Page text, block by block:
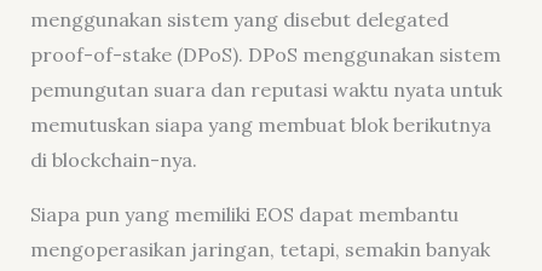
menggunakan sistem yang disebut delegated
proof-of-stake(DPoS). DPoS menggunakan sistem
pemungutan suara dan reputasi waktu nyata untuk
memutuskan siapa yang membuat blok berikutnya
di blockchain-nya.
Siapa pun yang memiliki EOS dapat membantu
mengoperasikan jaringan, tetapi, semakin banyak